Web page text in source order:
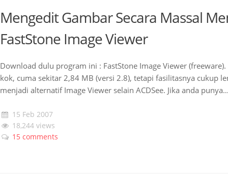
Mengedit Gambar Secara Massal
FastStone Image Viewer
Download dulu program ini : FastStone Image Viewer
kok, cuma sekitar 2,84 MB (versi 2.8), tetapi fasilitasnya cukup
menjadi alternatif Image Viewer selain ACDSee. Jika anda
15 Feb 2007
18,244 views
15 comments